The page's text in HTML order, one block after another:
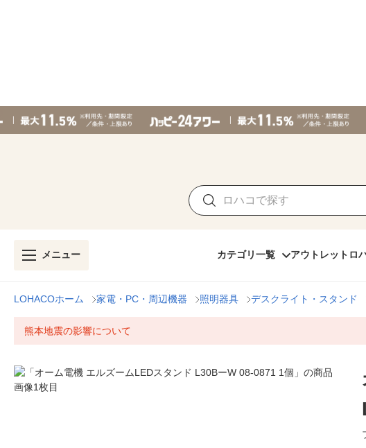
メニュー カテゴリ一覧 アウトレット ロ
LOHACOホーム 家電・PC・周辺機器 照明器具 デスクライト・スタンド
熊本地震の影響について